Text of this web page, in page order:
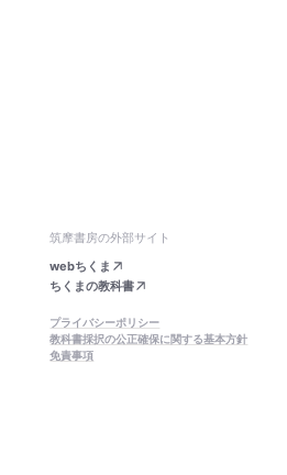
筑摩書房の外部サイト
webちくま
ちくまの教科書
プライバシーポリシー
教科書採択の公正確保に関する基本方針
免責事項